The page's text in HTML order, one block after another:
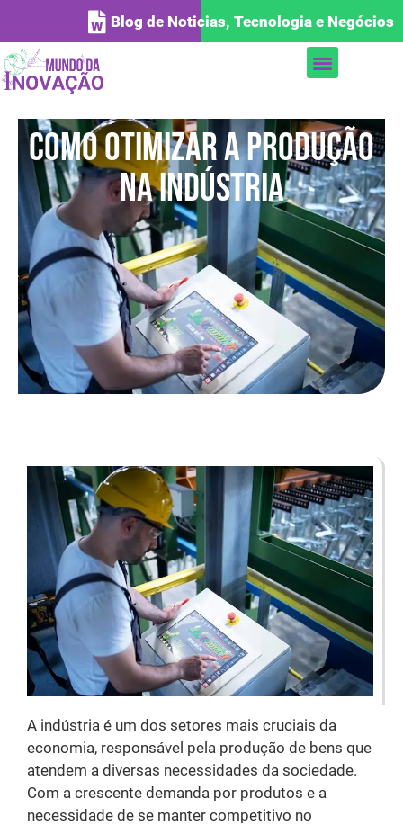
Blog de Noticias, Tecnologia e Negócios
Como otimizar a produção
na indústria
A indústria é um dos setores mais cruciais da
economia, responsável pela produção de bens que
atendem a diversas necessidades da sociedade.
Com a crescente demanda por produtos e a
necessidade de se manter competitivo no